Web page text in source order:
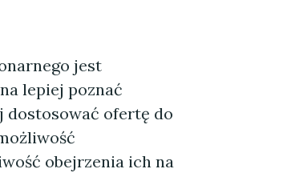
jest
lepiej poznać
dostosować ofertę do
obejrzenia ich na